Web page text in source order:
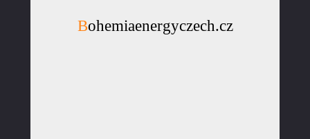
Bohemiaenergyczech.cz